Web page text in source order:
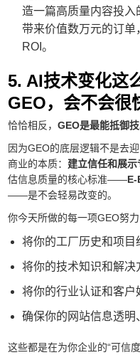
造一篇高质量内容投
带来价值数万元的订
ROI。
5. AI技术变化这
GEO，会不会很
恰恰相反，GEO是最能抵御
因为GEO的底层逻辑不是去
商业的本质： 建立信任和展示
估信息质量的核心标准——E-
——是不会轻易改变的。
你今天所做的每一项GEO努力
将你的工厂历史和项目
将你的技术知识和解决
将你的行业认证和客户
确保你的网站信息透明
这些都是在为你企业的“可信